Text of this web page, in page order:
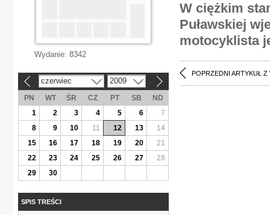
W ciężkim
Puławskiej
motocyklista
POPRZEDNI ARTYKUŁ Z
Wydanie: 8342
czerwiec 2009
PN WT ŚR CZ PT SB
ND
1
2 3 4 5 6
7
8
9 10 11 12 13
14
15
16 17 18 19 20
21
22
23 24 25 26 27
28
29
30
SPIS TREŚCI